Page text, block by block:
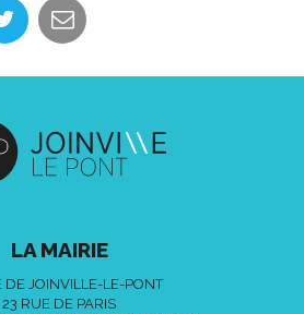
LA MAIRIE
DE JOINVILLE-LE-PONT
23 RUE DE PARIS